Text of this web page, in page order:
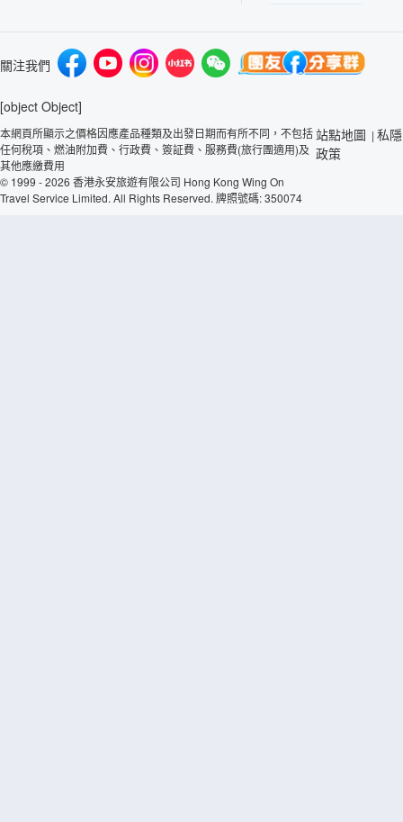
關注我們
[object Object]
本網頁所顯示之價格因應產品種類及出發日期而有所不同，不包括
任何稅項、燃油附加費、行政費、簽証費、服務費(旅行團適用)及
其他應繳費用
© 1999 - 2026 香港永安旅遊有限公司 Hong Kong Wing On
Travel Service Limited. All Rights Reserved. 牌照號碼: 350074
站點地圖 | 私隱
政策